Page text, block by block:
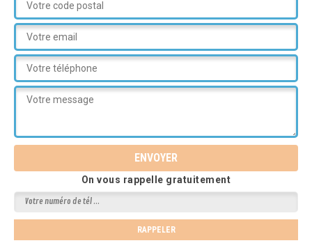
On vous rappelle gratuitement